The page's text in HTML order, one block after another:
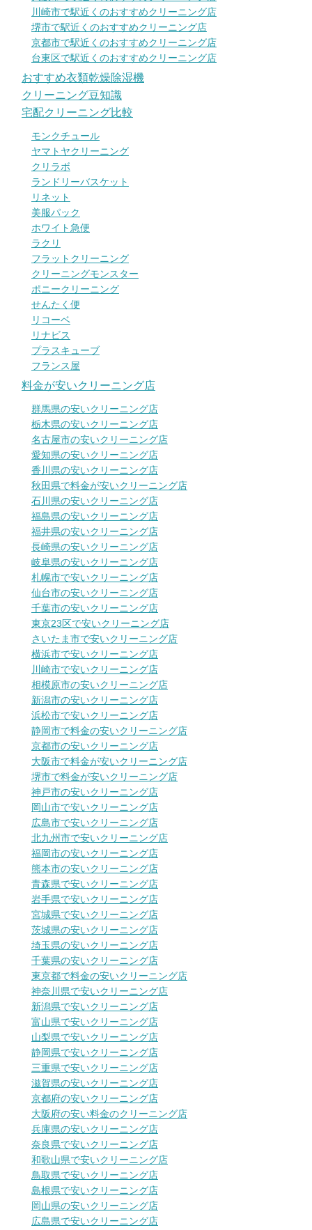
川崎市で駅近くのおすすめクリーニング店
堺市で駅近くのおすすめクリーニング店
京都市で駅近くのおすすめクリーニング店
台東区で駅近くのおすすめクリーニング店
おすすめ衣類乾燥除湿機
クリーニング豆知識
宅配クリーニング比較
モンクチュール
ヤマトヤクリーニング
クリラボ
ランドリーバスケット
リネット
美服パック
ホワイト急便
ラクリ
フラットクリーニング
クリーニングモンスター
ポニークリーニング
せんたく便
リコーベ
リナビス
プラスキューブ
フランス屋
料金が安いクリーニング店
群馬県の安いクリーニング店
栃木県の安いクリーニング店
名古屋市の安いクリーニング店
愛知県の安いクリーニング店
香川県の安いクリーニング店
秋田県で料金が安いクリーニング店
石川県の安いクリーニング店
福島県の安いクリーニング店
福井県の安いクリーニング店
長崎県の安いクリーニング店
岐阜県の安いクリーニング店
札幌市で安いクリーニング店
仙台市の安いクリーニング店
千葉市の安いクリーニング店
東京23区で安いクリーニング店
さいたま市で安いクリーニング店
横浜市で安いクリーニング店
川崎市で安いクリーニング店
相模原市の安いクリーニング店
新潟市の安いクリーニング店
浜松市で安いクリーニング店
静岡市で料金の安いクリーニング店
京都市の安いクリーニング店
大阪市で料金が安いクリーニング店
堺市で料金が安いクリーニング店
神戸市の安いクリーニング店
岡山市で安いクリーニング店
広島市で安いクリーニング店
北九州市で安いクリーニング店
福岡市の安いクリーニング店
熊本市の安いクリーニング店
青森県で安いクリーニング店
岩手県で安いクリーニング店
宮城県で安いクリーニング店
茨城県の安いクリーニング店
埼玉県の安いクリーニング店
千葉県の安いクリーニング店
東京都で料金の安いクリーニング店
神奈川県で安いクリーニング店
新潟県で安いクリーニング店
富山県で安いクリーニング店
山梨県で安いクリーニング店
静岡県で安いクリーニング店
三重県で安いクリーニング店
滋賀県の安いクリーニング店
京都府の安いクリーニング店
大阪府の安い料金のクリーニング店
兵庫県の安いクリーニング店
奈良県で安いクリーニング店
和歌山県で安いクリーニング店
鳥取県で安いクリーニング店
島根県で安いクリーニング店
岡山県の安いクリーニング店
広島県で安いクリーニング店